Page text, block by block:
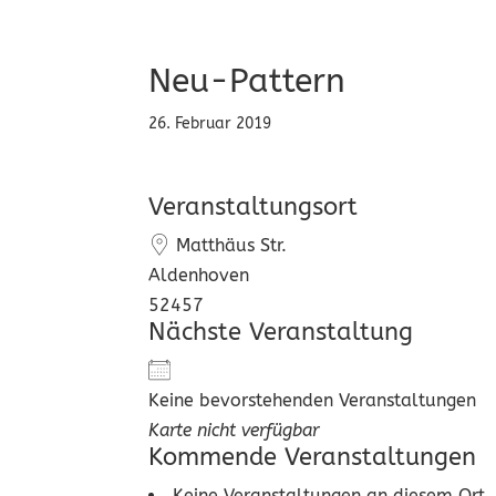
Neu-Pattern
26. Februar 2019
Veranstaltungsort
Matthäus Str.
Aldenhoven
52457
Nächste Veranstaltung
Keine bevorstehenden Veranstaltungen
Karte nicht verfügbar
Kommende Veranstaltungen